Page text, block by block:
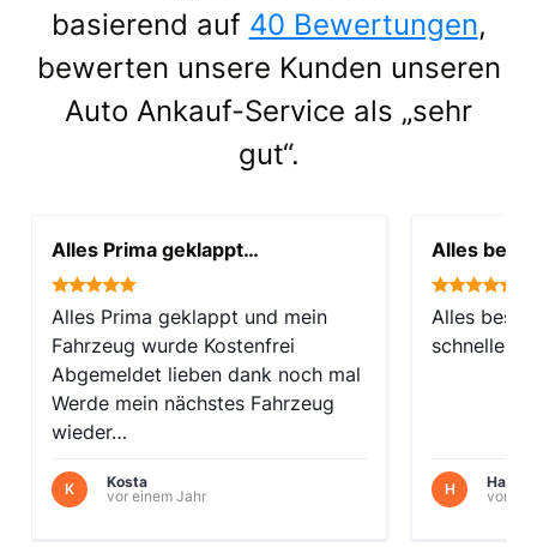
basierend auf 40 Bewertungen,
bewerten unsere Kunden unseren
Auto Ankauf-Service als „sehr
gut“.
Alles Prima geklappt…
Alles Prima geklappt und mein
Fahrzeug wurde Kostenfrei
Abgemeldet lieben dank noch mal
Werde mein nächstes Fahrzeug
wieder…
K
Kosta
vor einem Jahr
Alles
Alles
schnelle
H
Hans
vor 11